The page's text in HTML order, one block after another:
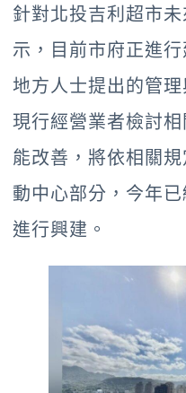
針對北投吉利超市
示，目前市府正進
地方人士提出的管
現行經營業者檢討
能改善，將依相關
動中心部分，今年
進行興建。